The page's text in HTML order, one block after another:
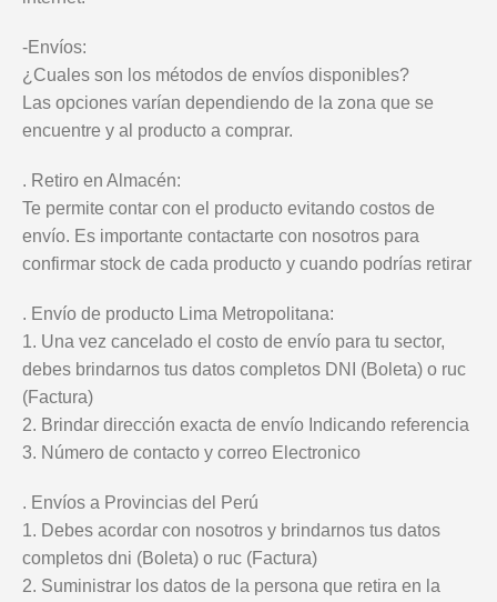
-Envíos:
¿Cuales son los métodos de envíos disponibles?
Las opciones varían dependiendo de la zona que se
encuentre y al producto a comprar.
. Retiro en Almacén:
Te permite contar con el producto evitando costos de
envío. Es importante contactarte con nosotros para
confirmar stock de cada producto y cuando podrías retirar
. Envío de producto Lima Metropolitana:
1. Una vez cancelado el costo de envío para tu sector,
debes brindarnos tus datos completos DNI (Boleta) o ruc
(Factura)
2. Brindar dirección exacta de envío Indicando referencia
3. Número de contacto y correo Electronico
. Envíos a Provincias del Perú
1. Debes acordar con nosotros y brindarnos tus datos
completos dni (Boleta) o ruc (Factura)
2. Suministrar los datos de la persona que retira en la